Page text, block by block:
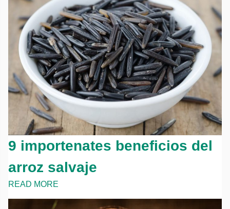
9 importenates beneficios del
arroz salvaje
READ MORE